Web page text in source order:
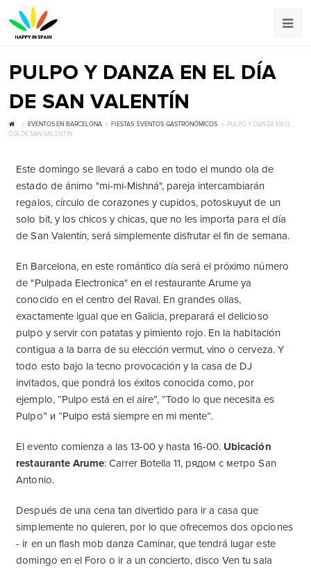
PULPO Y DANZA EN EL DÍA
DE SAN VALENTÍN
EVENTOS EN BARCELONA FIESTAS, EVENTOS GASTRONÓMICOS
PULPO Y DANZA EN EL
DÍA DE SAN VALENTÍN
Este domingo se llevará a cabo en todo el mundo ola de
estado de ánimo "mi-mi-Mishná", pareja intercambiarán
regalos, círculo de corazones y cupidos, potoskuyut de un
solo bit, y los chicos y chicas, que no les importa para el día
de San Valentín, será simplemente disfrutar el fin de semana.
En Barcelona, ​​en este romántico día será el próximo número
de "Pulpada Electronica" en el restaurante Arume ya
conocido en el centro del Raval. En grandes ollas,
exactamente igual que en Galicia, preparará el delicioso
pulpo y servir con patatas y pimiento rojo. En la habitación
contigua a la barra de su elección vermut, vino o cerveza. Y
todo esto bajo la tecno provocación y la casa de DJ
invitados, que pondrá los éxitos conocida como, por
ejemplo, “Pulpo está en el aire”, “Todo lo que necesita es
Pulpo” и “Pulpo está siempre en mi mente”.
El evento comienza a las 13-00 y hasta 16-00. Ubicación
restaurante Arume: Carrer Botella 11, рядом с метро San
Antonio.
Después de una cena tan divertido para ir a casa que
simplemente no quieren, por lo que ofrecemos dos opciones
- ir en un flash mob danza Caminar, que tendrá lugar este
domingo en el Foro o ir a un concierto, disco Ven tu sala